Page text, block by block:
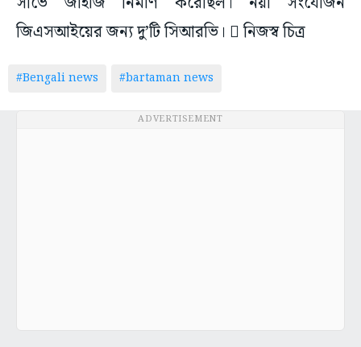
জিএসআইয়ের জন্য দু’টি সিআরভি।  নিজস্ব চিত্র
#Bengali news #bartaman news
ADVERTISEMENT